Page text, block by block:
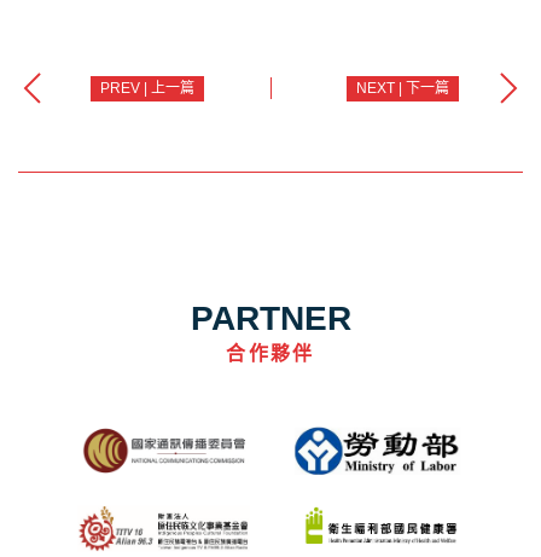
PREV | 上一篇 NEXT | 下一篇
PARTNER
合作夥伴